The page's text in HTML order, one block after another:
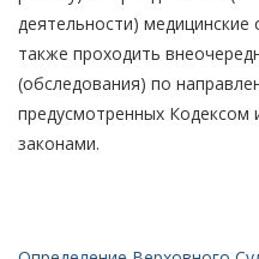
деятельности)
также проходить
(обследования) по
предусмотренных
законами.